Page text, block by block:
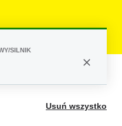
SILNIK
Usuń wszystko